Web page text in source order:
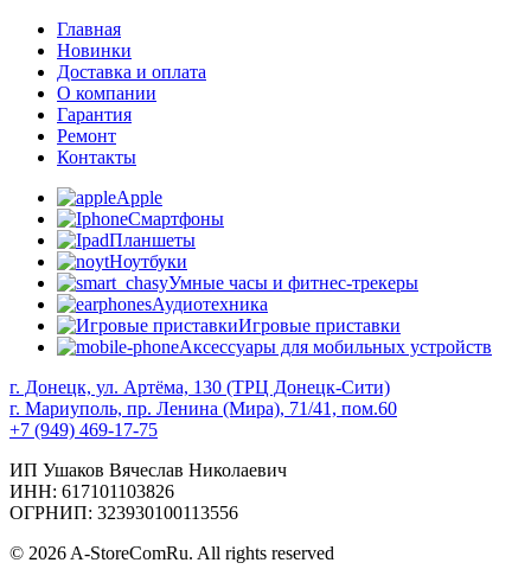
Главная
Новинки
Доставка и оплата
О компании
Гарантия
Ремонт
Контакты
Apple
Смартфоны
Планшеты
Ноутбуки
Умные часы и фитнес-трекеры
Аудиотехника
Игровые приставки
Аксессуары для мобильных устройств
г. Донецк, ул. Артёма, 130 (ТРЦ Донецк-Сити)
г. Мариуполь, пр. Ленина (Мира), 71/41, пом.60
+7 (949) 469-17-75
ИП Ушаков Вячеслав Николаевич
ИНН: 617101103826
ОГРНИП: 323930100113556
© 2026 A-StoreComRu. All rights reserved